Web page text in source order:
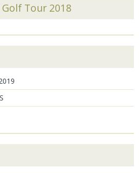
Tour 2018